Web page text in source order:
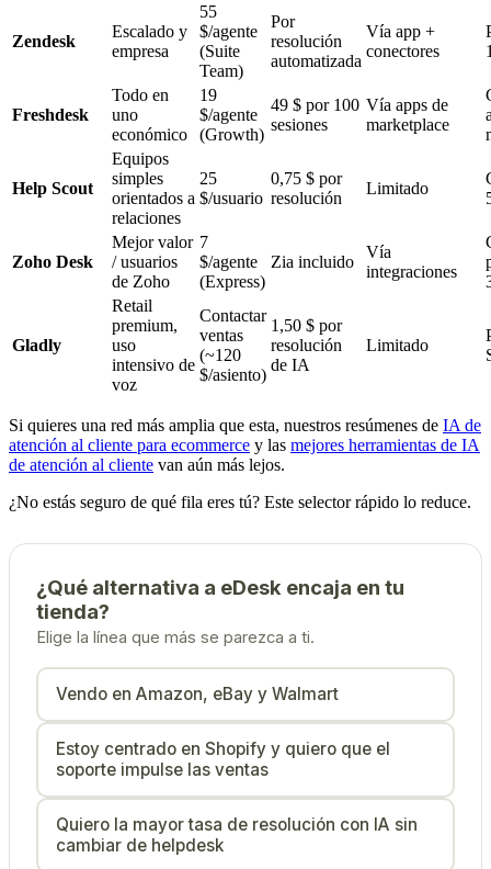
Zendesk
Escalado y
empresa
55
$/agente
(Suite
Team)
Por
resolución
automatizada
Vía app +
conectores
Freshdesk
Todo en
uno
económico
19
$/agente
(Growth)
49 $ por 100
sesiones
Vía apps de
marketplace
Help Scout
Equipos
simples
orientados a
relaciones
25
$/usuario
0,75 $ por
resolución
Limitado
Zoho Desk
Mejor valor
/ usuarios
de Zoho
7
$/agente
(Express)
Zia incluido
Vía
integraciones
Gladly
Retail
premium,
uso
intensivo de
voz
Contactar
ventas
(~120
$/asiento)
1,50 $ por
resolución
de IA
Limitado
Si quieres una red más amplia que esta, nuestros resúmenes de IA de
atención al cliente para ecommerce y las mejores herramientas de IA
de atención al cliente van aún más lejos.
¿No estás seguro de qué fila eres tú? Este selector rápido lo reduce.
¿Qué alternativa a eDesk encaja en tu
tienda?
Elige la línea que más se parezca a ti.
Vendo en Amazon, eBay y Walmart
Estoy centrado en Shopify y quiero que el
soporte impulse las ventas
Quiero la mayor tasa de resolución con IA sin
cambiar de helpdesk